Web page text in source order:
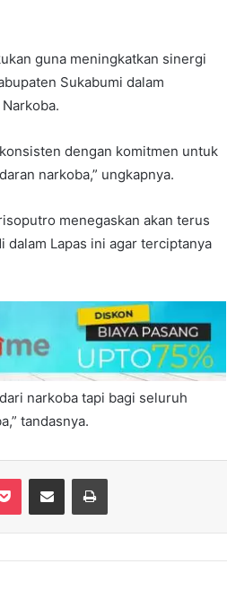
guna meningkatkan sinergi
Sukabumi dalam
dengan komitmen untuk
narkoba,” ungkapnya.
menegaskan akan terus
Lapas ini agar terciptanya
narkoba tapi bagi seluruh
tandasnya.
Pocket Share via Email Print